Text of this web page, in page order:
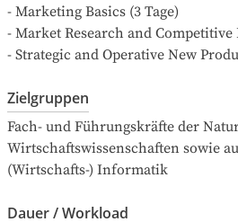
- Marketing Basics (3 Tage)
- Market Research and Competitive
- Strategic and Operative New
Zielgruppen
Fach- und Führungskräfte der
Wirtschaftswissenschaften sowie
(Wirtschafts-) Informatik
Dauer / Workload